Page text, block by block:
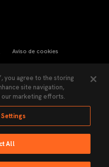
Aviso de cookies
Política de Privacidad
sin el permiso del Valencia
you agree to the storing
site navigation,
our marketing efforts.
All